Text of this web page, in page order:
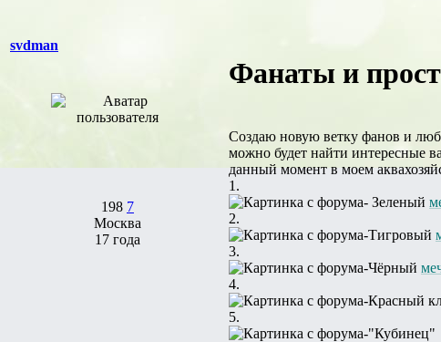
svdman
198 7
Москва
17 года
Фанаты и
Создаю новую ветку фанов и
можно будет найти интересные
данный момент в моем
1.
- Зеленый
2.
-Тигровый
3.
-Чёрный
4.
-Красный
5.
-"Кубинец"